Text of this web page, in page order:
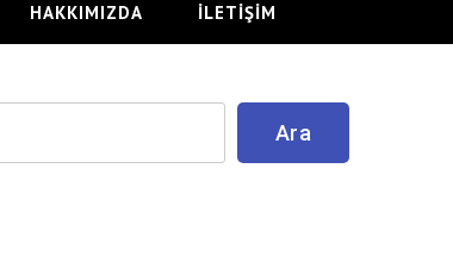
HAKKIMIZDA İLETIŞIM
Ara